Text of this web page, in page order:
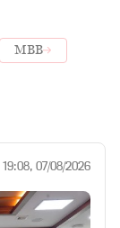
MBB
19:08, 07/08/2026